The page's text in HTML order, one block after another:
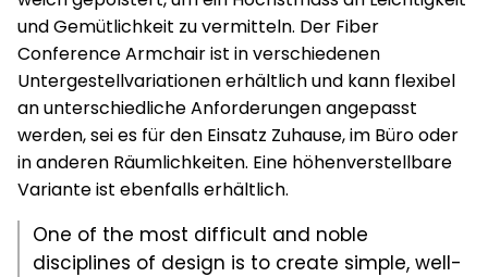
und Gemütlichkeit zu vermitteln. Der Fiber
Conference Armchair ist in verschiedenen
Untergestellvariationen erhältlich und kann flexibel
an unterschiedliche Anforderungen angepasst
werden, sei es für den Einsatz Zuhause, im Büro oder
in anderen Räumlichkeiten. Eine höhenverstellbare
Variante ist ebenfalls erhältlich.
One of the most difficult and noble
disciplines of design is to create simple, well-